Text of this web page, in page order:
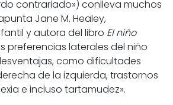
contrariado») conlleva muchos
Jane M. Healey,
y autora del libro El niño
preferencias laterales del niño
como dificultades
de la izquierda, trastornos
e incluso tartamudez».